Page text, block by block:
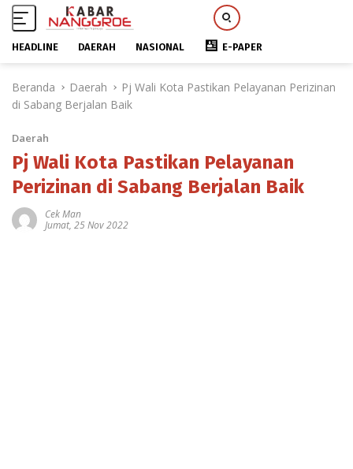
HEADLINE DAERAH NASIONAL E-PAPER
Beranda Daerah
Pj Wali Kota Pastikan Pelayanan Perizinan
di Sabang Berjalan Baik
Daerah
Pj Wali Kota Pastikan Pelayanan
Perizinan di Sabang Berjalan Baik
Cek Man
Jumat, 25 Nov 2022